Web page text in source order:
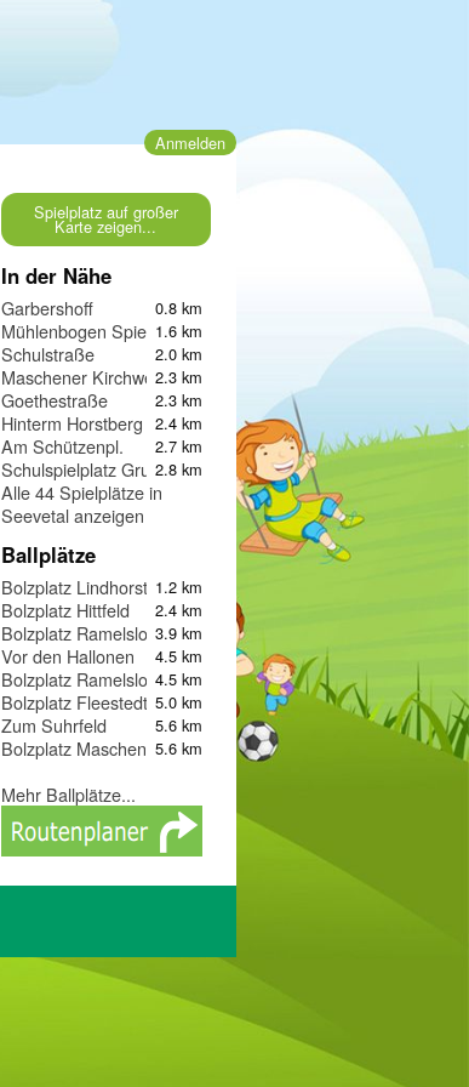
Anmelden
Spielplatz auf großer
Karte zeigen...
In der Nähe
Garbershoff 0.8 km
Mühlenbogen Spielplatz
1.6 km
Schulstraße 2.0 km
Maschener Kirchweg2.3 km
Goethestraße 2.3 km
Hinterm Horstberg 2.4 km
Am Schützenpl. 2.7 km
Schulspielplatz Grundschule Klecken
2.8 km
Alle 44 Spielplätze in
Seevetal anzeigen
Ballplätze
Bolzplatz Lindhorst 1.2 km
Bolzplatz Hittfeld 2.4 km
Bolzplatz Ramelsloh, Zum Badeteich
3.9 km
Vor den Hallonen 4.5 km
Bolzplatz Ramelsloh, Ohlendorfer Straße
4.5 km
Bolzplatz Fleestedt 5.0 km
Zum Suhrfeld 5.6 km
Bolzplatz Maschen 5.6 km
Mehr Ballplätze...